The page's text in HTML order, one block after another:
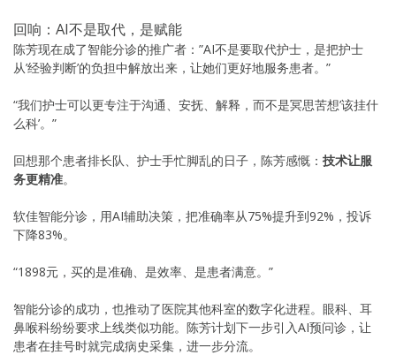
回响：AI不是取代，是赋能
陈芳现在成了智能分诊的推广者：”AI不是要取代护士，是把护士
从’经验判断’的负担中解放出来，让她们更好地服务患者。”
“我们护士可以更专注于沟通、安抚、解释，而不是冥思苦想’该挂什
么科’。”
回想那个患者排长队、护士手忙脚乱的日子，陈芳感慨： 技术让服
务更精准。
软佳智能分诊，用AI辅助决策，把准确率从75%提升到92%，投诉
下降83%。
“1898元，买的是准确、是效率、是患者满意。”
智能分诊的成功，也推动了医院其他科室的数字化进程。眼科、耳
鼻喉科纷纷要求上线类似功能。陈芳计划下一步引入AI预问诊，让
患者在挂号时就完成病史采集，进一步分流。